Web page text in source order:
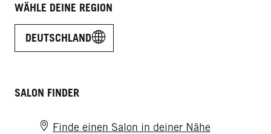
WÄHLE DEINE REGION
DEUTSCHLAND
SALON FINDER
Finde einen Salon in deiner Nähe